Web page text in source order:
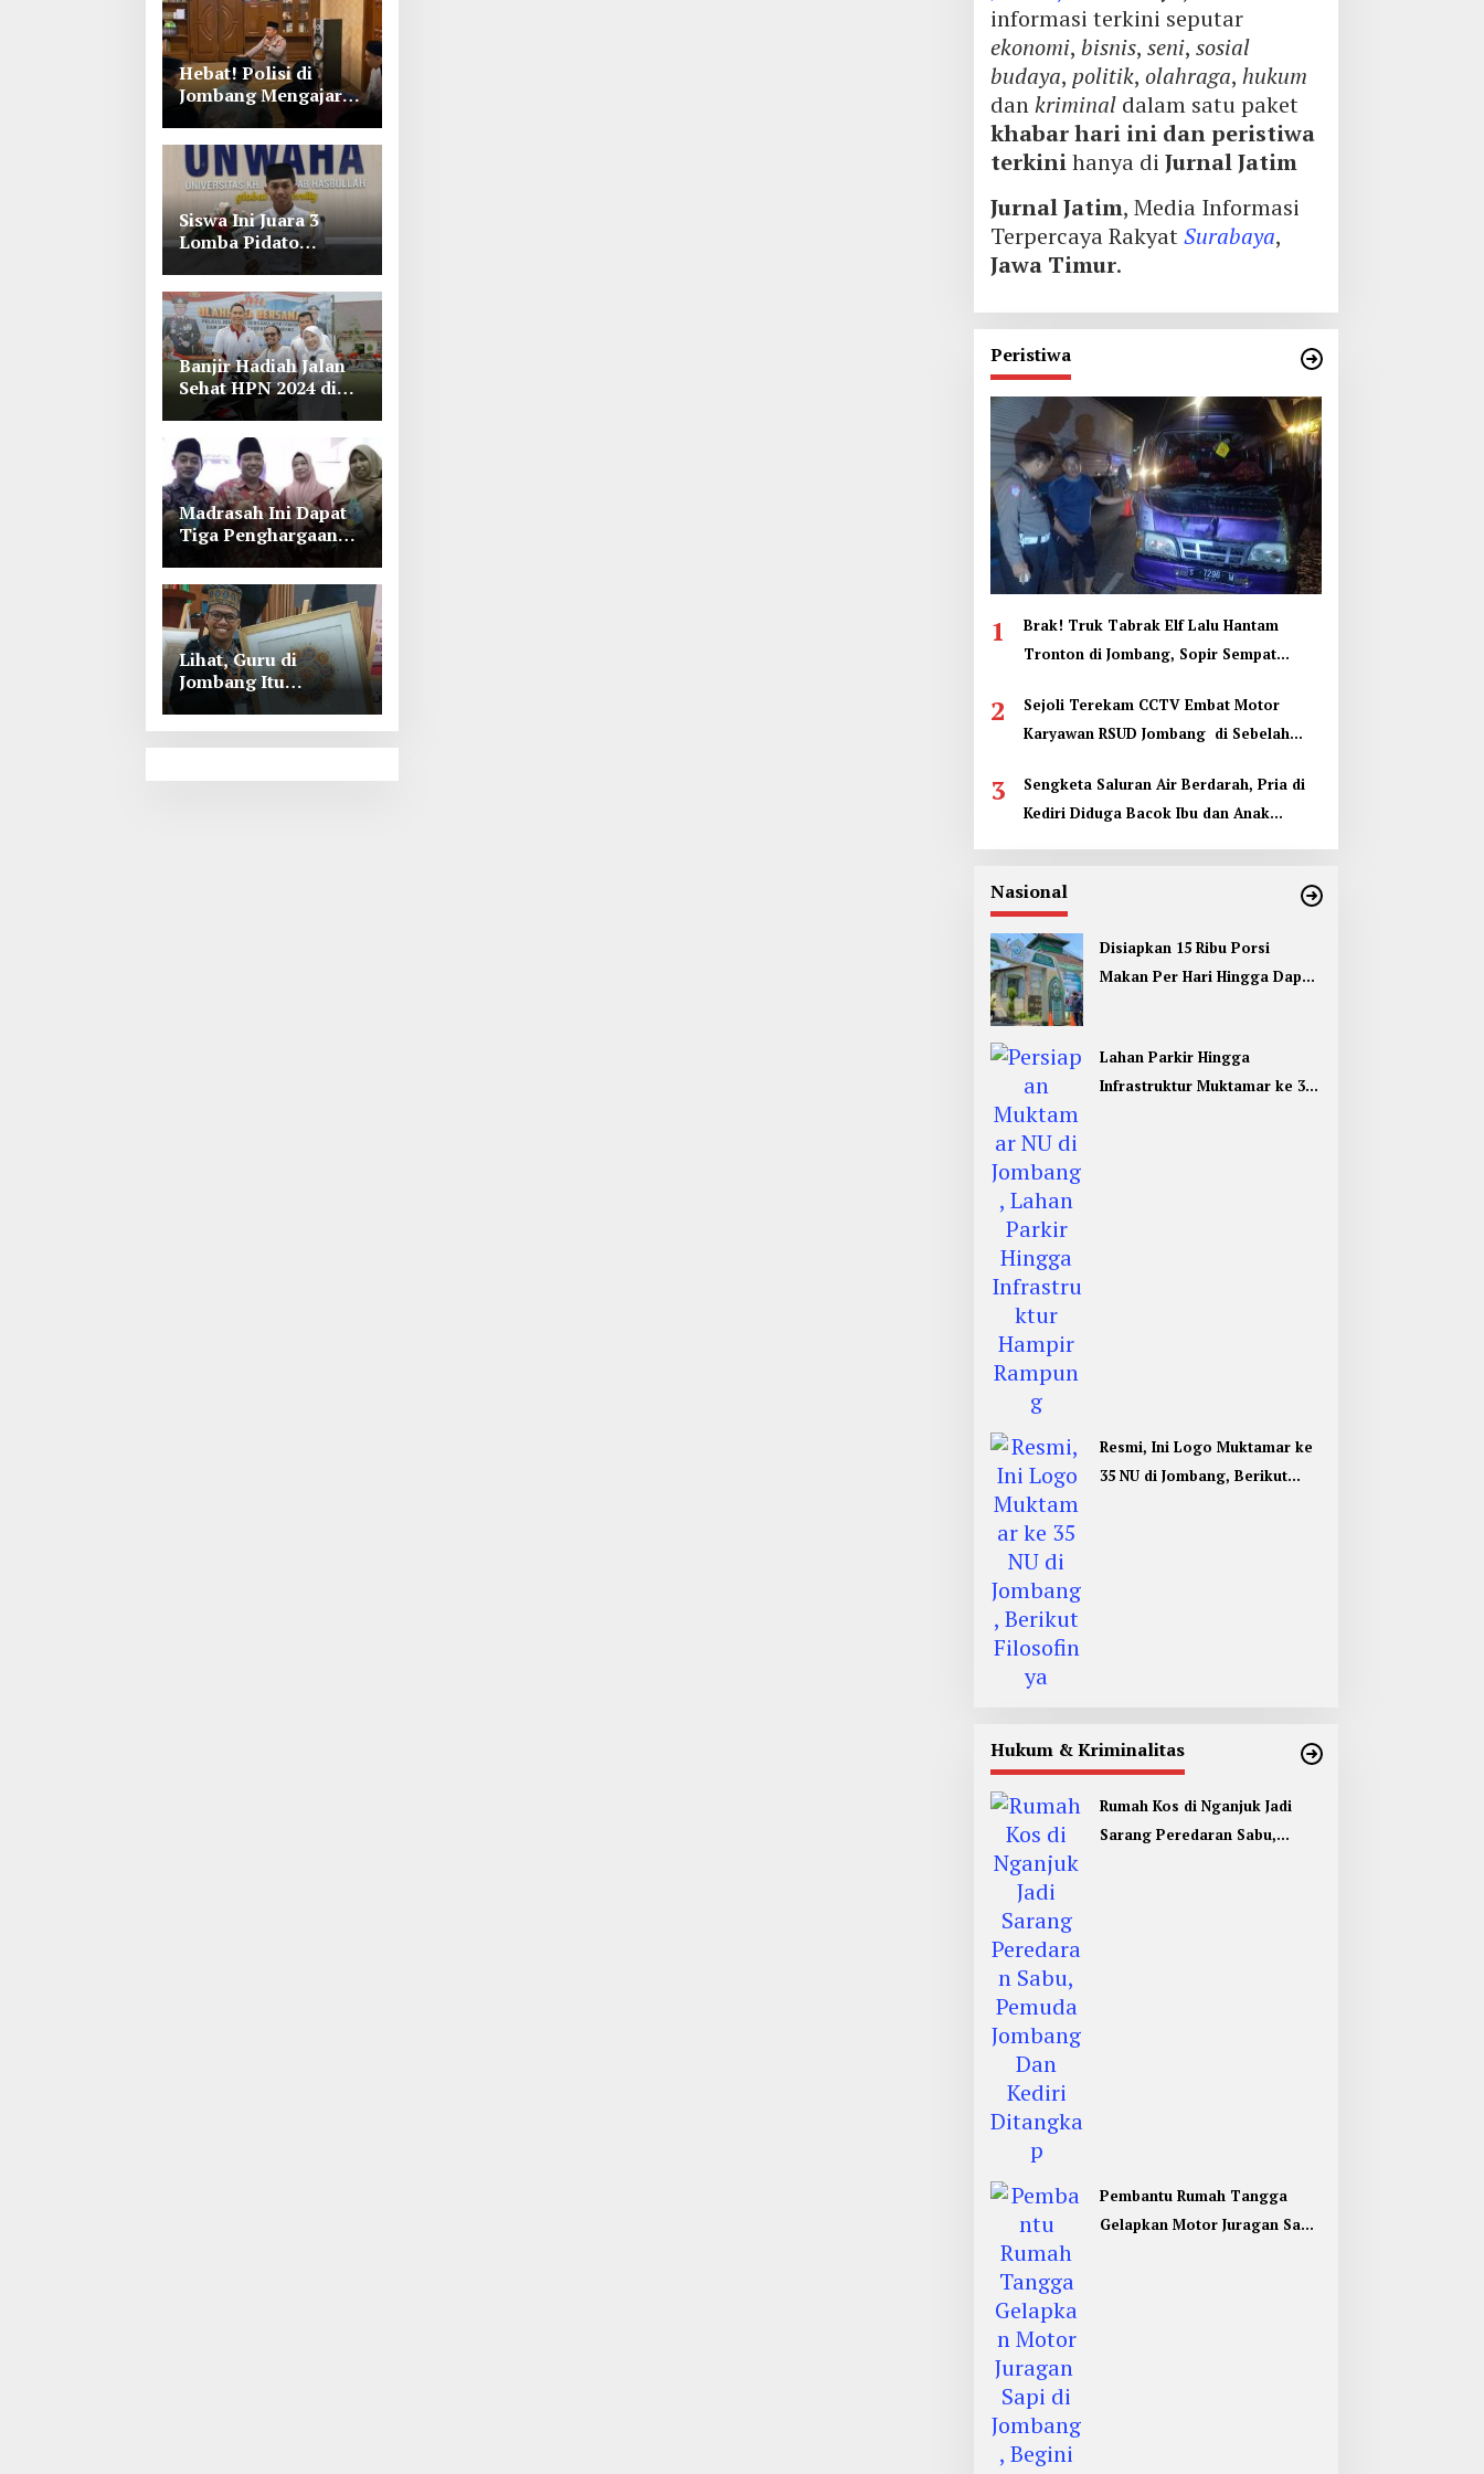
Hebat! Polisi di
Jombang Mengajar
Para Santri Mengaji
Siswa Ini Juara 3
Lomba Pidato
Bahasa Arab se Jawa
Timur-Bali di
Unwaha Jombang
Banjir Hadiah Jalan
Sehat HPN 2024 di
Polres Jombang,
Lihat Tuh Wartawan
Dapat Motor
Madrasah Ini Dapat
Tiga Penghargaan
Jombang
Lihat, Guru di
Jombang Itu
Menunjukkan Hasil
Prestasinya di
Kancah
informasi terkini seputar
ekonomi, bisnis, seni, sosial
budaya, politik, olahraga, hukum
dankriminaldalam satu paket
khabar hari ini dan peristiwa
terkinihanya di Jurnal Jatim
Jurnal Jatim, Media Informasi
Terpercaya RakyatSurabaya,
Jawa Timur.
Peristiwa
1
Brak! Truk Tabrak Elf Lalu Hantam
Tronton di Jombang, Sopir Sempat
2
Sejoli Terekam CCTV Embat Motor
Karyawan RSUD Jombang di Sebelah
3
Sengketa Saluran Air Berdarah, Pria di
Kediri Diduga Bacok Ibu dan Anak
Nasional
Disiapkan 15 Ribu Porsi
Makan Per Hari Hingga Dapur
Lahan Parkir Hingga
Infrastruktur Muktamar ke 35
Resmi, Ini Logo Muktamar ke
35 NU di Jombang, Berikut
Hukum & Kriminalitas
Rumah Kos di Nganjuk Jadi
Sarang Peredaran Sabu,
Pembantu Rumah Tangga
Gelapkan Motor Juragan Sapi